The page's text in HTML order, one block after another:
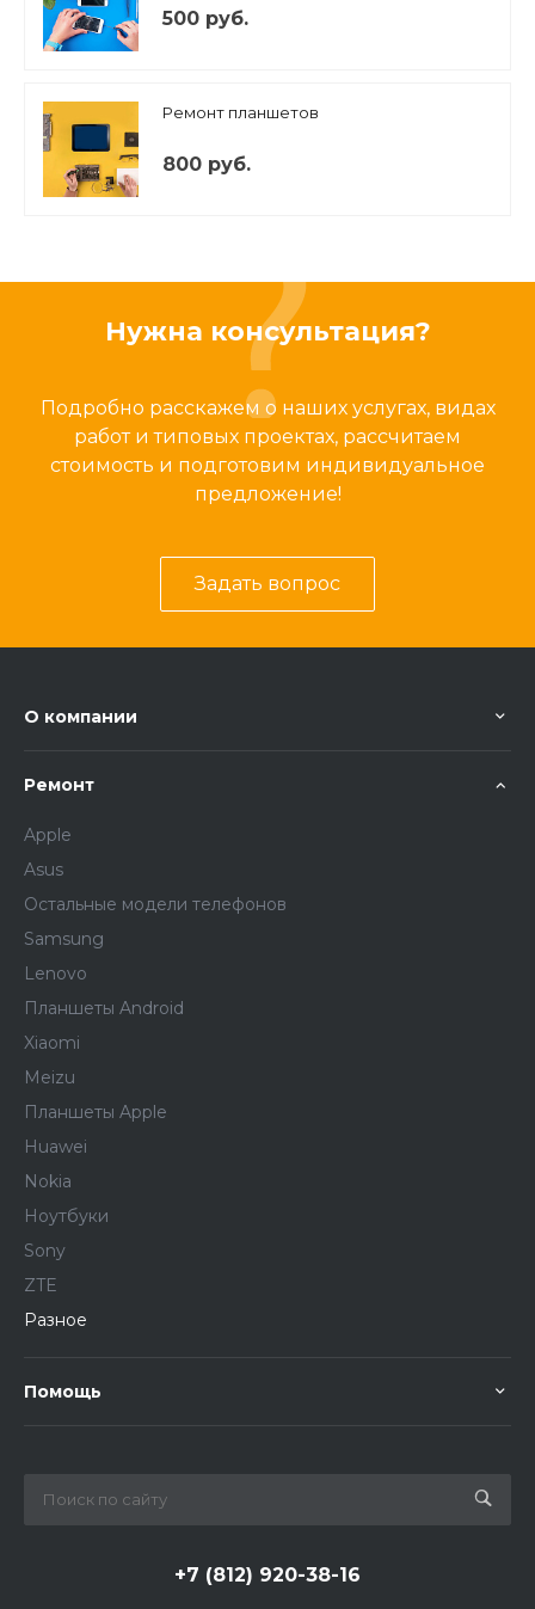
500 руб.
Ремонт планшетов
800 руб.
Нужна консультация?
Подробно расскажем о наших услугах, видах
работ и типовых проектах, рассчитаем
стоимость и подготовим индивидуальное
предложение!
Задать вопрос
О компании
Ремонт
Apple
Asus
Остальные модели телефонов
Samsung
Lenovo
Планшеты Android
Xiaomi
Meizu
Планшеты Apple
Huawei
Nokia
Ноутбуки
Sony
ZTE
Разное
Помощь
+7 (812) 920-38-16